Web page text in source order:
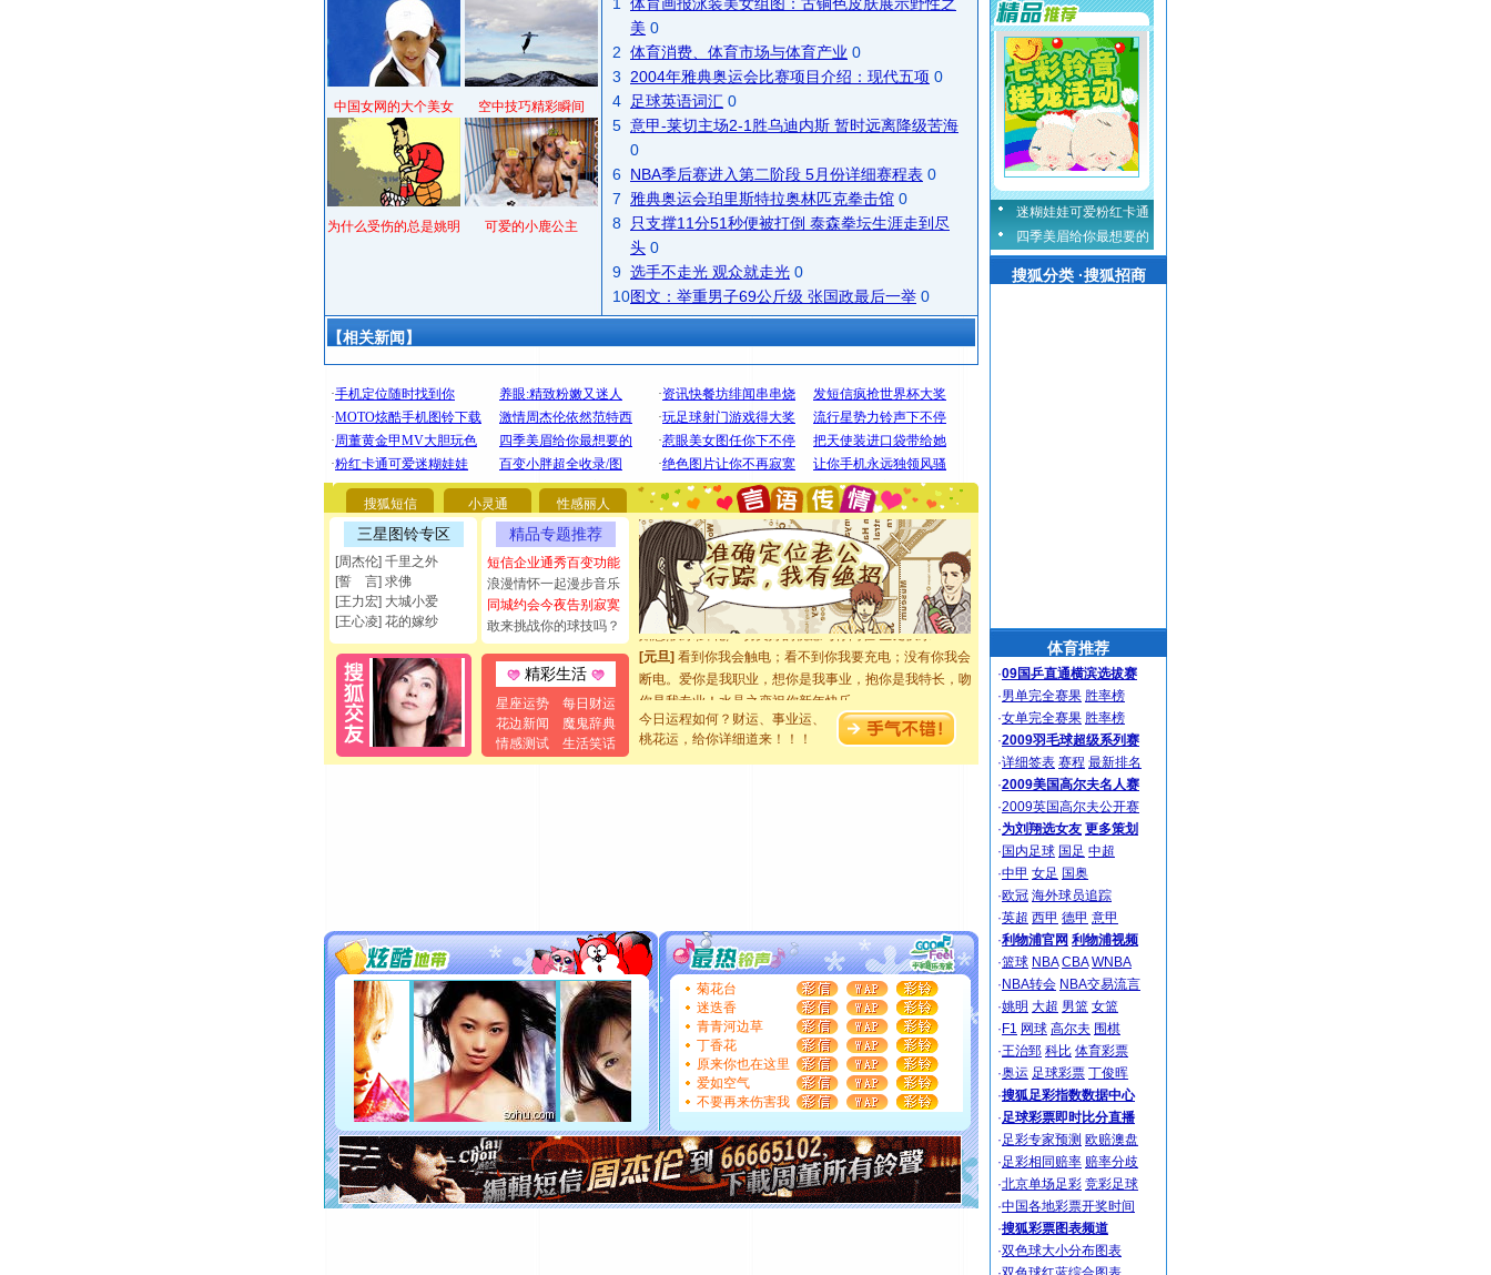
中国女网的大个美女 空中技巧精彩瞬间
为什么受伤的总是姚明 可爱的小鹿公主
美 0
2 体育消费、体育市场与体育产业 0
3
2004年雅典奥运会比赛项目介绍：现代五项 0
4
足球英语词汇 0
5 意甲-莱切主场2-1胜乌迪内斯 暂时远离降级苦海
0
6 NBA季后赛进入第二阶段 5月份详细赛程表 0
7
雅典奥运会珀里斯特拉奥林匹克拳击馆 0
8
只支撑11分51秒便被打倒 泰森拳坛生涯走到尽
头 0
9 选手不走光 观众就走光 0
10图文：举重男子69公斤级 张国政最后一举 0
【相关新闻】
搜狐短信 小灵通 性感丽人
三星图铃专区
[周杰伦] 千里之外
[誓 言] 求佛
[王力宏] 大城小爱
[王心凌] 花的嫁纱
精品专题推荐
短信企业通秀百变功能
浪漫情怀一起漫步音乐
同城约会今夜告别寂寞
敢来挑战你的球技吗？
精彩生活
星座运势
每日财运
花边新闻
魔鬼辞典
情感测试
生活笑话
[圣诞节]圣诞节到了，想想没什么送给你的，又不打算给
你太多，只有给你五千万：千万快乐！千万要健康！千万
要平安！千万要知足！千万不要忘记我！
[圣诞节] 不只这样的日子才会想起你,而是这样的日子才
能正大光明地骚扰你,告诉你,圣诞要快乐!新年要快乐!天天
都要快乐噢!
[圣诞节]奉上一颗祝福的心,在这个特别的日子里,愿幸福,
如意,快乐,鲜花,一切美好的祝愿与你同在.圣诞快乐!
[元旦]
看到你我会触电；看不到你我要充电；没有你我会
断电。爱你是我职业，想你是我事业，抱你是我特长，吻
你是我专业！水晶之恋祝你新年快乐
[元旦]如果上天让我许三个愿望，一是今生今世和你在一
起；二是再生再世和你在一起；三是三生三世和你不再分
片叶子是希望，第三片叶子是爱情，第四片叶子是幸运。
送你一棵薰衣草，愿你新年快乐！
[圣诞节]
圣诞节到了，想想没什么送给你的，又不打算给
你太多，只有给你五千万：千万快乐！千万要健康！千万
要平安！千万要知足！千万不要忘记我！
[圣诞节]不只这样的日子才会想起你,而是这样的日子才
能正大光明地骚扰你,告诉你,圣诞要快乐!新年要快乐!天天
都要快乐噢!
[圣诞节]奉上一颗祝福的心,在这个特别的日子里,愿幸福,
如意,快乐,鲜花,一切美好的祝愿与你同在.圣诞快乐!
[元旦]看到你我会触电；看不到你我要充电；没有你我会
断电。爱你是我职业，想你是我事业，抱你是我特长，吻
你是我专业！水晶之恋祝你新年快乐
今日运程如何？财运、事业运、
桃花运，给你详细道来！！！
菊花台
迷迭香
青青河边草
丁香花
原来你也在这里
爱如空气
不要再来伤害我
迷糊娃娃可爱粉红卡通
四季美眉给你最想要的
搜狐分类 ·搜狐招商
体育推荐
·09国乒直通横滨选拔赛
·男单完全赛果 胜率榜
·女单完全赛果 胜率榜
·2009羽毛球超级系列赛
·详细签表 赛程 最新排名
·2009美国高尔夫名人赛
·2009英国高尔夫公开赛
·为刘翔选女友 更多策划
· 国内足球 国足 中超
·中甲 女足 国奥
·欧冠 海外球员追踪
·英超 西甲 德甲 意甲
·利物浦官网 利物浦视频
·篮球 NBA CBA WNBA
· NBA转会 NBA交易流言
·姚明 大超 男篮 女篮
· F1 网球 高尔夫 围棋
·王治郅 科比 体育彩票
·奥运 足球彩票 丁俊晖
·搜狐足彩指数数据中心
·足球彩票即时比分直播
·足彩专家预测 欧赔澳盘
·足彩相同赔率 赔率分歧
·北京单场足彩 竞彩足球
·中国各地彩票开奖时间
·搜狐彩票图表频道
·双色球大小分布图表